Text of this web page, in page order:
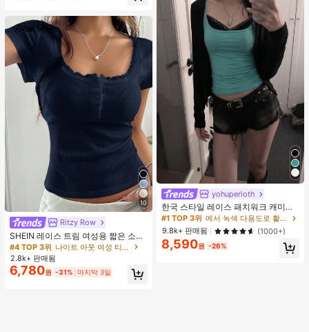
10
Ritzy Row
SHEIN 레이스 트림 여성용 짧은 소매
티셔츠, 슬림핏 여름 새 3버튼 전면 반
소매 탑
#4 TOP 3위
나이트 아웃 여성 티셔츠
2.8k+ 판매됨
6,780원 -31% 마지막 3일
yohuperloth
한국 스타일 레이스 패치워크 캐미솔
탱크 탑, Y2K 에스테틱, 스트리트웨어
캐주얼 여름
#1 TOP 3위
에서 녹색 다용도로 활용 가능한 데일리 탑
9.8k+ 판매됨
(1000+)
8,590원 -26%